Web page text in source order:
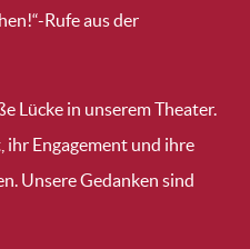
Rufe aus der
Lücke in unserem Theater.
Engagement und ihre
Unsere Gedanken sind